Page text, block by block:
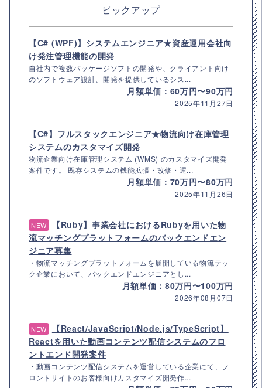
ピックアップ
【C# (WPF)】システムエンジニア★資産運用会社向
け発注管理機能の開発
自社内で複数パッケージソフトの開発や、クライアント向け
のソフトウェア設計、開発を提供しているシス...
月額単価：60万円〜90万円
2025年11月27日
【C#】フルスタックエンジニア★物流向け在庫管理
システムのカスタマイズ開発
物流企業向け在庫管理システム (WMS) のカスタマイズ開発
案件です。 既存システムの機能拡張・改修・運...
月額単価：70万円〜80万円
2025年11月26日
NEW
【Ruby】事業会社におけるRubyを用いた物
流マッチングプラットフォームのバックエンドエン
ジニア募集
・物流マッチングプラットフォームを展開している物流テッ
ク企業において、バックエンドエンジニアとし...
月額単価：80万円〜100万円
2026年08月07日
NEW
【React/JavaScript/Node.js/TypeScript】
Reactを用いた動画コンテンツ配信システムのフロ
ントエンド開発案件
・動画コンテンツ配信システムを運営している企業にて、フ
ロントサイトのお客様向けカスタマイズ開発作...